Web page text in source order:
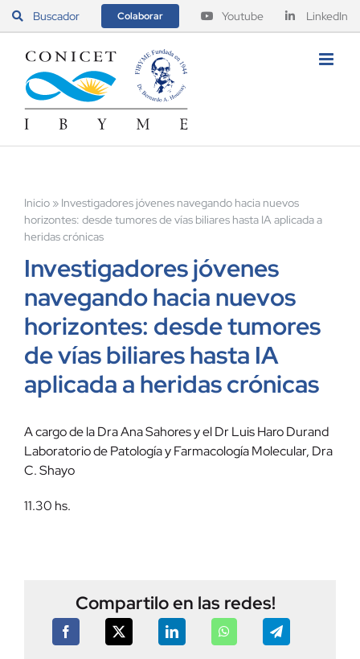
Saltar
contenido
Buscador Colaborar Youtube LinkedIn
Inicio» Investigadores jóvenes navegando hacia nuevos
horizontes: desde tumores de vías biliares hasta IA aplicada a
heridas crónicas
Investigadores jóvenes
navegando hacia nuevos
horizontes: desde tumores
de vías biliares hasta IA
aplicada a heridas crónicas
A cargo de la Dra Ana Sahores y el Dr Luis Haro Durand
Laboratorio de Patología y Farmacología Molecular, Dra
C. Shayo
11.30 hs.
Compartilo en las redes!